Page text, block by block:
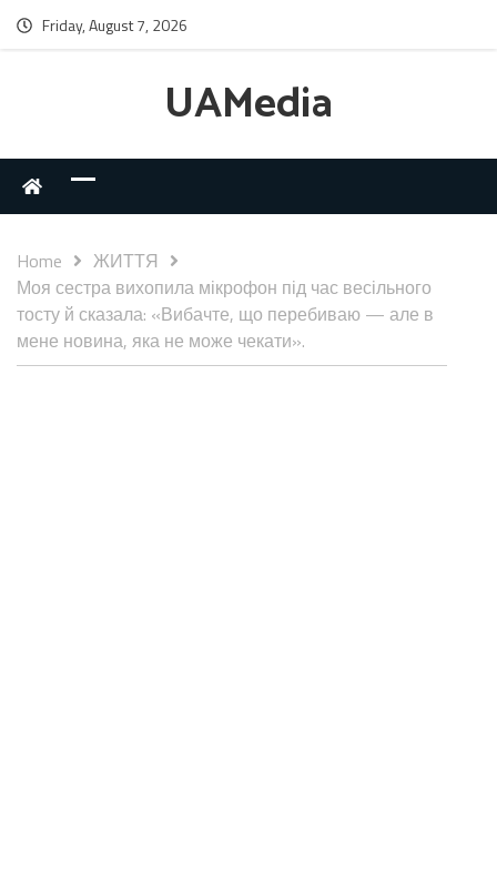
Friday, August 7, 2026
UAMedia
Home
ЖИТТЯ
Моя сестра вихопила мікрофон під час весільного
тосту й сказала: «Вибачте, що перебиваю — але в
мене новина, яка не може чекати».